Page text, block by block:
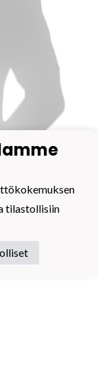
tilastollisiin